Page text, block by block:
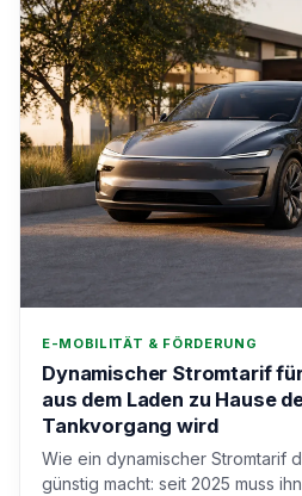
E-MOBILITÄT & FÖRDERUNG
Dynamischer Stromtarif
aus dem Laden zu Hause
Tankvorgang wird
Wie ein dynamischer Stromtarif
günstig macht: seit 2025 muss